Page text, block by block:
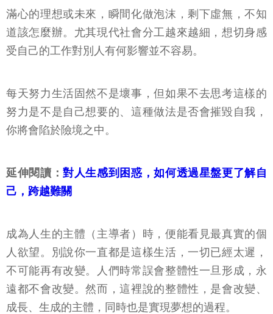
滿心的理想或未來，瞬間化做泡沫，剩下虛無，不知
道該怎麼辦。尤其現代社會分工越來越細，想切身感
受自己的工作對別人有何影響並不容易。
每天努力生活固然不是壞事，但如果不去思考這樣的
努力是不是自己想要的、這種做法是否會摧毀自我，
你將會陷於險境之中。
延伸閱讀：對人生感到困惑，如何透過星盤更了解自
己，跨越難關
成為人生的主體（主導者）時，便能看見最真實的個
人欲望。別說你一直都是這樣生活，一切已經太遲，
不可能再有改變。人們時常誤會整體性一旦形成，永
遠都不會改變。然而，這裡說的整體性，是會改變、
成長、生成的主體，同時也是實現夢想的過程。